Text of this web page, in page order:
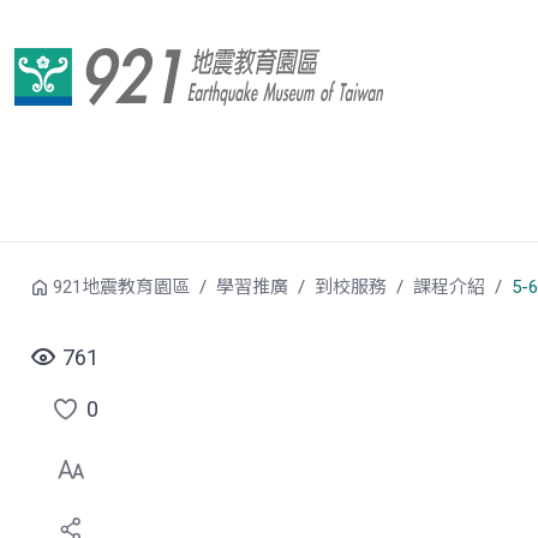
921地震教育園區 學習推廣 到校服務 課程介紹 5-
761
點
選
喜
0